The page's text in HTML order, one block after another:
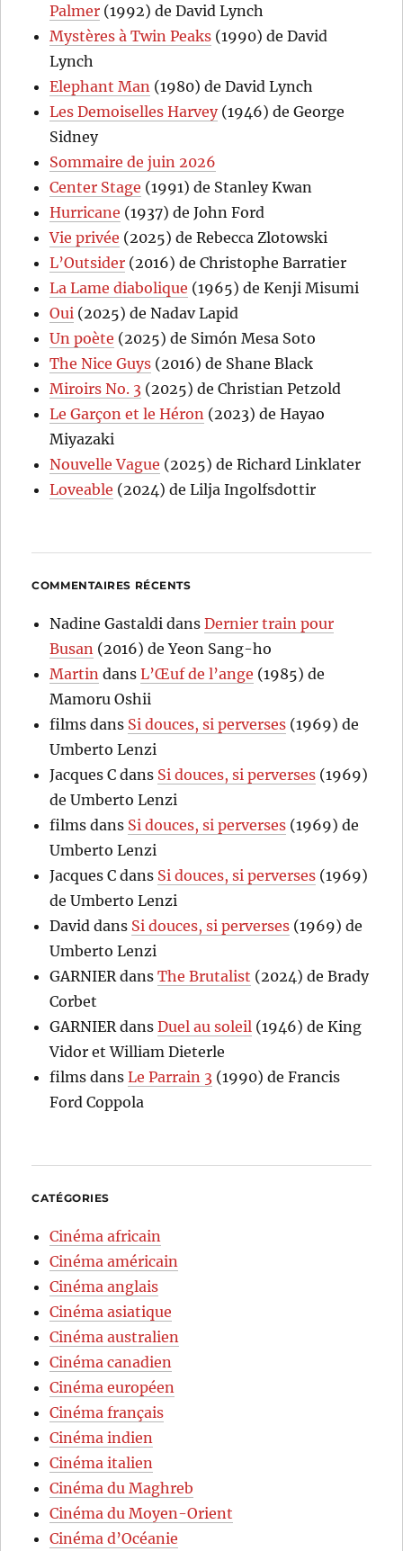
Palmer (1992) de David Lynch
Mystères à Twin Peaks (1990) de David
Lynch
Elephant Man (1980) de David Lynch
Les Demoiselles Harvey(1946) de George
Sidney
Sommaire de juin 2026
Center Stage (1991) de Stanley Kwan
Hurricane (1937) de John Ford
Vie privée (2025) de Rebecca Zlotowski
L’Outsider (2016) de Christophe Barratier
La Lame diabolique (1965) de Kenji Misumi
Oui (2025) de Nadav Lapid
Un poète (2025) de Simón Mesa Soto
The Nice Guys (2016) de Shane Black
Miroirs No. 3 (2025) de Christian Petzold
Le Garçon et le Héron (2023) de Hayao
Miyazaki
Nouvelle Vague (2025) de Richard Linklater
Loveable (2024) de Lilja Ingolfsdottir
COMMENTAIRES RÉCENTS
Nadine Gastaldi dansDernier train pour
Busan (2016) de Yeon Sang-ho
Martin dansL’Œuf de l’ange (1985) de
Mamoru Oshii
films dans Si douces, si perverses (1969) de
Umberto Lenzi
Jacques C dans Si douces, si perverses (1969)
de Umberto Lenzi
films dans Si douces, si perverses (1969) de
Umberto Lenzi
Jacques C dans Si douces, si perverses (1969)
de Umberto Lenzi
David dans Si douces, si perverses (1969) de
Umberto Lenzi
GARNIER dansThe Brutalist (2024) de Brady
Corbet
GARNIER dansDuel au soleil (1946) de King
Vidor et William Dieterle
films dansLe Parrain 3 (1990) de Francis
Ford Coppola
CATÉGORIES
Cinéma africain
Cinéma américain
Cinéma anglais
Cinéma asiatique
Cinéma australien
Cinéma canadien
Cinéma européen
Cinéma français
Cinéma indien
Cinéma italien
Cinéma du Maghreb
Cinéma du Moyen-Orient
Cinéma d’Océanie